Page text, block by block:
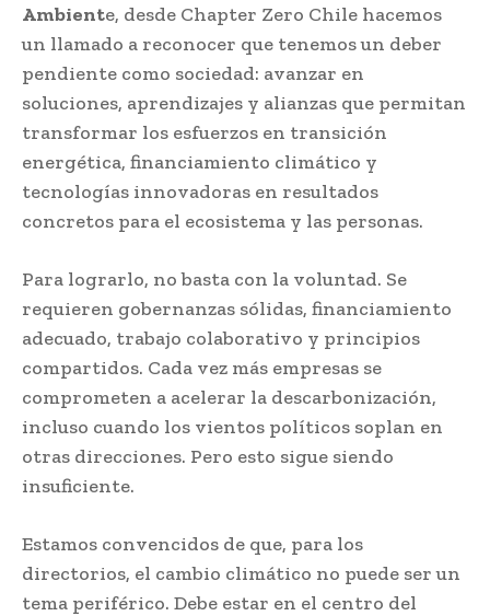
Ambiente, desde Chapter Zero Chile hacemos
un llamado a reconocer que tenemos un deber
pendiente como sociedad: avanzar en
soluciones, aprendizajes y alianzas que permitan
transformar los esfuerzos en transición
energética, financiamiento climático y
tecnologías innovadoras en resultados
concretos para el ecosistema y las personas.
Para lograrlo, no basta con la voluntad. Se
requieren gobernanzas sólidas, financiamiento
adecuado, trabajo colaborativo y principios
compartidos. Cada vez más empresas se
comprometen a acelerar la descarbonización,
incluso cuando los vientos políticos soplan en
otras direcciones. Pero esto sigue siendo
insuficiente.
Estamos convencidos de que, para los
directorios, el cambio climático no puede ser un
tema periférico. Debe estar en el centro del